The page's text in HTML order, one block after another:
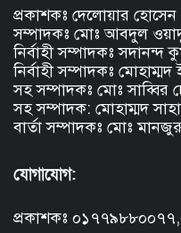
প্রকাশকঃ দেলোয়ার হোসেন
সম্পাদকঃ মোঃ আবদুল
নির্বাহী সম্পাদকঃ সদানন্দ
নির্বাহী সম্পাদকঃ
সহ সম্পাদকঃ মোঃ সাব্বির
সহ সম্পাদক: মোহাম্মদ
বার্তা সম্পাদকঃ মোঃ
যোগাযোগ:
প্রকাশকঃ